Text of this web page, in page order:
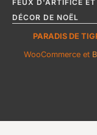
FEUX D'ARTIFICE
DÉCOR DE NOËL
PARADIS DE
WooCommerce et